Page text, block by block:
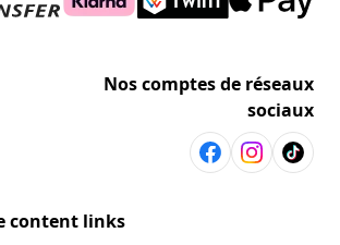
Nos comptes de réseaux
sociaux
content links